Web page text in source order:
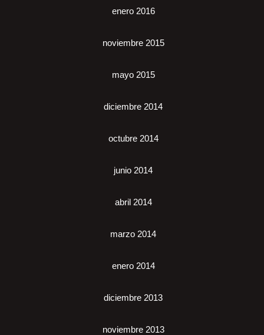
enero 2016
noviembre 2015
mayo 2015
diciembre 2014
octubre 2014
junio 2014
abril 2014
marzo 2014
enero 2014
diciembre 2013
noviembre 2013